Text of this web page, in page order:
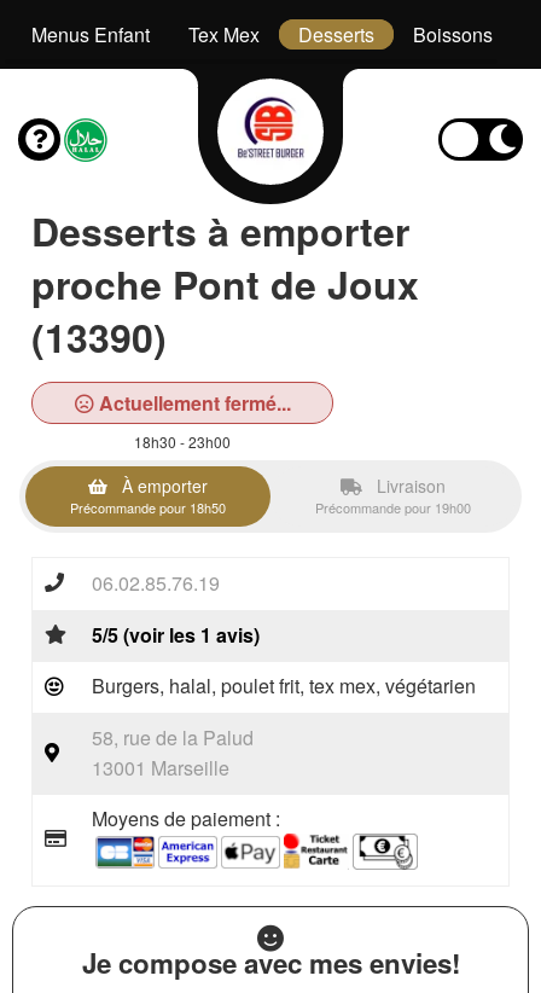
Menus Enfant Tex Mex Desserts Boissons
Desserts à emporter
proche Pont de Joux
(13390)
Actuellement fermé...
18h30 - 23h00
À emporter
Précommande pour 18h50
Livraison
Précommande pour 19h00
06.02.85.76.19
5/5 (voir les 1 avis)
Burgers, halal, poulet frit, tex mex, végétarien
58, rue de la Palud
13001 Marseille
Moyens de paiement :
Je compose avec mes envies!